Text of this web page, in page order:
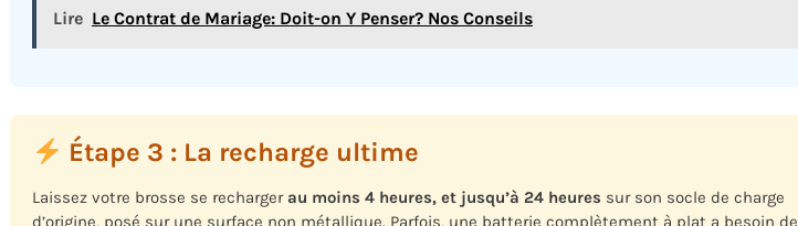
Lire Le Contrat de Mariage: Doit-on Y Penser? Nos Conseils
Étape 3 : La recharge ultime
Laissez votre brosse se recharger au moins 4 heures, et jusqu’à 24 heures sur son socle de charge
d’origine, posé sur une surface non métallique. Parfois, une batterie complètement à plat a besoin de